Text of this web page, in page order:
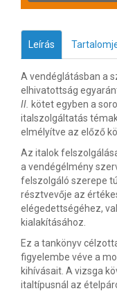
Leírás
A vendéglátásban a
elhivatottság
II. kötet egyben a
italszolgáltatás
elmélyítve az előző
Az italok
a vendégélmény
felszolgáló szerepe
résztvevője az
elégedettségéhez,
kialakításához.
Ez a tankönyv
figyelembe véve a
kihívásait. A vizsga
italtípusnál az